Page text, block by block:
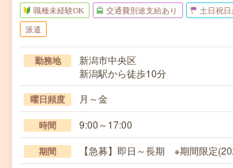
職種未経験OK 交通費別途支給あり 土日祝
派遣
勤務地
新潟市中央区
新潟駅から徒歩10分
曜日頻度 月～金
時間 9:00～17:00
期間 【急募】即日～長期 ※期間限定